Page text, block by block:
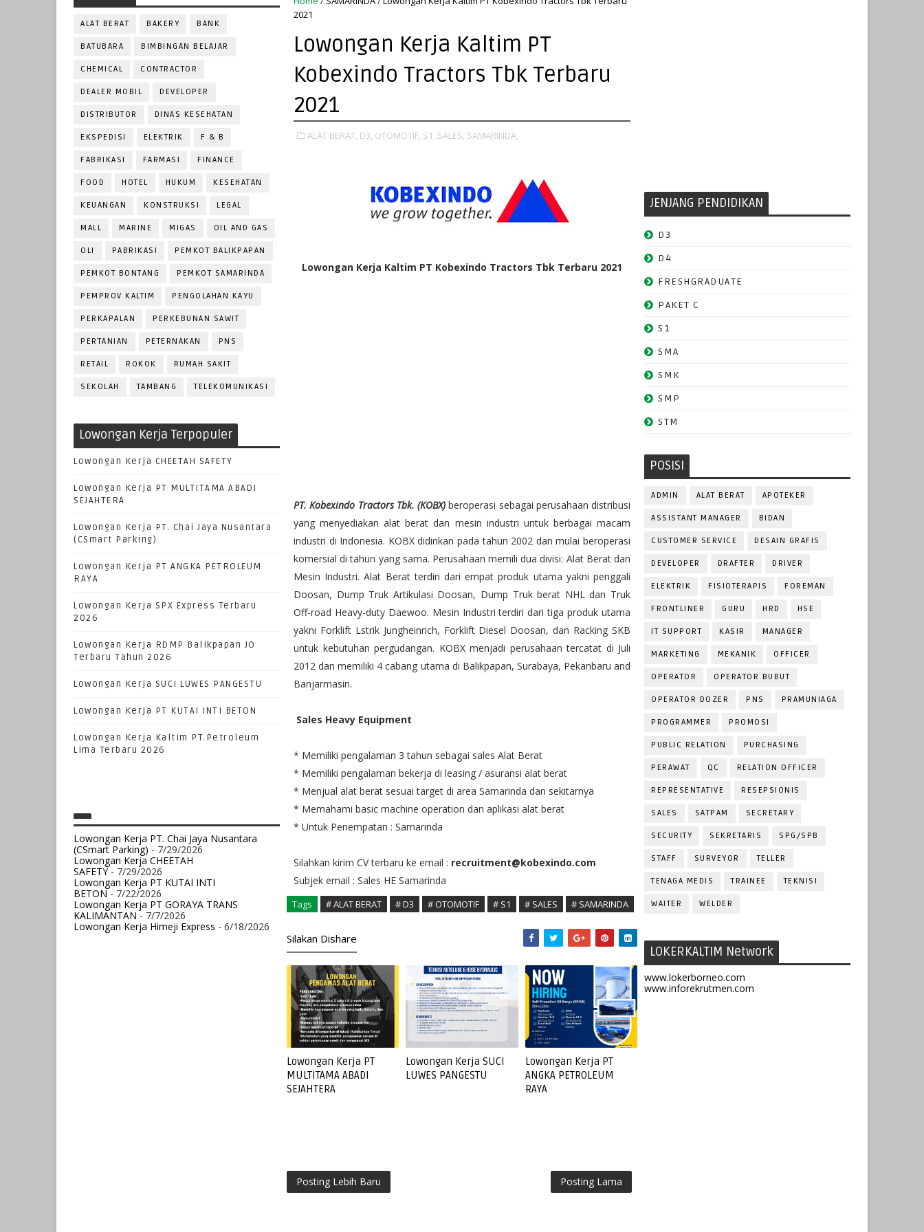
ALAT BERAT BAKERY BANK
BATUBARA BIMBINGAN BELAJAR
CHEMICAL CONTRACTOR
DEALER MOBIL DEVELOPER
DISTRIBUTOR DINAS KESEHATAN
EKSPEDISI ELEKTRIK F & B
FABRIKASI FARMASI FINANCE
FOOD HOTEL HUKUM KESEHATAN
KEUANGAN KONSTRUKSI LEGAL
MALL MARINE MIGAS OIL AND GAS
OLI PABRIKASI PEMKOT BALIKPAPAN
PEMKOT BONTANG PEMKOT SAMARINDA
PEMPROV KALTIM PENGOLAHAN KAYU
PERKAPALAN PERKEBUNAN SAWIT
PERTANIAN PETERNAKAN PNS
RETAIL ROKOK RUMAH SAKIT
SEKOLAH TAMBANG TELEKOMUNIKASI
Lowongan Kerja Terpopuler
Lowongan Kerja CHEETAH SAFETY
Lowongan Kerja PT MULTITAMA ABADI
SEJAHTERA
Lowongan Kerja PT. Chai Jaya Nusantara
(CSmart Parking)
Lowongan Kerja PT ANGKA PETROLEUM
RAYA
Lowongan Kerja SPX Express Terbaru
2026
Lowongan Kerja RDMP Balikpapan JO
Terbaru Tahun 2026
Lowongan Kerja SUCI LUWES PANGESTU
Lowongan Kerja PT KUTAI INTI BETON
Lowongan Kerja Kaltim PT.Petroleum
Lima Terbaru 2026
Lowongan Kerja PT. Chai Jaya Nusantara
(CSmart Parking) - 7/29/2026
Lowongan Kerja CHEETAH
SAFETY- 7/29/2026
Lowongan Kerja PT KUTAI INTI
BETON- 7/22/2026
Lowongan Kerja PT GORAYA TRANS
KALIMANTAN- 7/7/2026
Lowongan Kerja Himeji Express - 6/18/2026
2021
Lowongan Kerja Kaltim PT
Kobexindo Tractors Tbk Terbaru
2021
ALAT BERAT, D3, OTOMOTIF, S1, SALES, SAMARINDA,
Lowongan Kerja Kaltim PT Kobexindo Tractors Tbk Terbaru 2021
PT. Kobexindo Tractors Tbk. (KOBX)beroperasi sebagai perusahaan distribusi
yang menyediakan alat berat dan mesin industri untuk berbagai macam
industri di Indonesia. KOBX didirikan pada tahun 2002 dan mulai beroperasi
komersial di tahun yang sama. Perusahaan memili dua divisi: Alat Berat dan
Mesin Industri. Alat Berat terdiri dari empat produk utama yakni penggali
Doosan, Dump Truk Artikulasi Doosan, Dump Truk berat NHL dan Truk
Off-road Heavy-duty Daewoo. Mesin Industri terdiri dari tiga produk utama
yakni Forklift Lstrik Jungheinrich, Forklift Diesel Doosan, dan Racking SKB
untuk kebutuhan pergudangan. KOBX menjadi perusahaan tercatat di Juli
2012 dan memiliki 4 cabang utama di Balikpapan, Surabaya, Pekanbaru and
Banjarmasin.
Sales Heavy Equipment
* Memiliki pengalaman 3 tahun sebagai sales Alat Berat
* Memiliki pengalaman bekerja di leasing / asuransi alat berat
* Menjual alat berat sesuai target di area Samarinda dan sekitarnya
* Memahami basic machine operation dan aplikasi alat berat
* Untuk Penempatan : Samarinda
Silahkan kirim CV terbaru ke email : recruitment@kobexindo.com
Subjek email : Sales HE Samarinda
Tags # ALAT BERAT # D3 # OTOMOTIF # S1 # SALES # SAMARINDA
Silakan Dishare
Lowongan Kerja PT
MULTITAMA ABADI
SEJAHTERA
Lowongan Kerja SUCI
LUWES PANGESTU
Lowongan Kerja PT
ANGKA PETROLEUM
RAYA
Posting Lebih Baru Posting Lama
JENJANG PENDIDIKAN
D3
D4
FRESHGRADUATE
PAKET C
S1
SMA
SMK
SMP
STM
POSISI
ADMIN ALAT BERAT APOTEKER
ASSISTANT MANAGER BIDAN
CUSTOMER SERVICE DESAIN GRAFIS
DEVELOPER DRAFTER DRIVER
ELEKTRIK FISIOTERAPIS FOREMAN
FRONTLINER GURU HRD HSE
IT SUPPORT KASIR MANAGER
MARKETING MEKANIK OFFICER
OPERATOR OPERATOR BUBUT
OPERATOR DOZER PNS PRAMUNIAGA
PROGRAMMER PROMOSI
PUBLIC RELATION PURCHASING
PERAWAT QC RELATION OFFICER
REPRESENTATIVE RESEPSIONIS
SALES SATPAM SECRETARY
SECURITY SEKRETARIS SPG/SPB
STAFF SURVEYOR TELLER
TENAGA MEDIS TRAINEE TEKNISI
WAITER WELDER
LOKERKALTIM Network
www.lokerborneo.com
www.inforekrutmen.com